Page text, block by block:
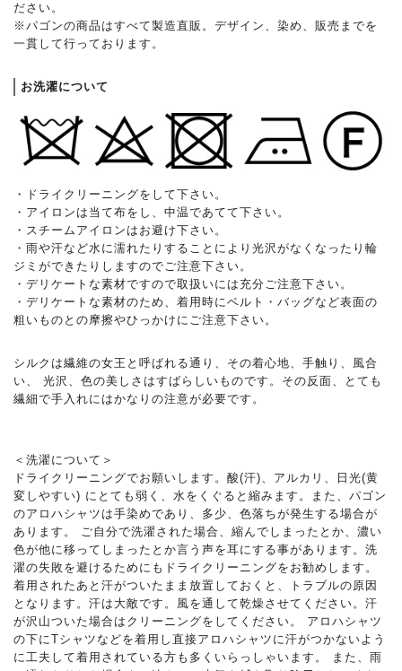
ださい。
※パゴンの商品はすべて製造直販。デザイン、染め、販売までを
一貫して行っております。
お洗濯について
・ドライクリーニングをして下さい。
・アイロンは当て布をし、中温であてて下さい。
・スチームアイロンはお避け下さい。
・雨や汗など水に濡れたりすることにより光沢がなくなったり輪
ジミができたりしますのでご注意下さい。
・デリケートな素材ですので取扱いには充分ご注意下さい。
・デリケートな素材のため、着用時にベルト・バッグなど表面の
粗いものとの摩擦やひっかけにご注意下さい。
シルクは繊維の女王と呼ばれる通り、その着心地、手触り、風合
い、 光沢、色の美しさはすばらしいものです。その反面、とても
繊細で手入れにはかなりの注意が必要です。
＜洗濯について＞
ドライクリーニングでお願いします。酸(汗)、アルカリ、日光(黄
変しやすい) にとても弱く、水をくぐると縮みます。また、パゴン
のアロハシャツは手染めであり、多少、色落ちが発生する場合が
あります。 ご自分で洗濯された場合、縮んでしまったとか、濃い
色が他に移ってしまったとか言う声を耳にする事があります。洗
濯の失敗を避けるためにもドライクリーニングをお勧めします。
着用されたあと汗がついたまま放置しておくと、トラブルの原因
となります。汗は大敵です。風を通して乾燥させてください。汗
が沢山ついた場合はクリーニングをしてください。 アロハシャツ
の下にTシャツなどを着用し直接アロハシャツに汗がつかないよう
に工夫して着用されている方も多くいらっしゃいます。 また、雨